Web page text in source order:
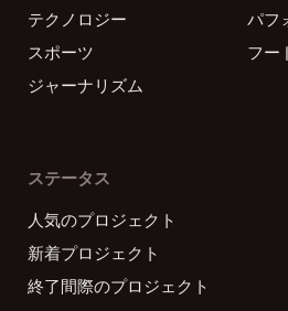
テクノロジー
パフ
スポーツ
フー
ジャーナリズム
ステータス
人気のプロジェクト
新着プロジェクト
終了間際のプロジェクト